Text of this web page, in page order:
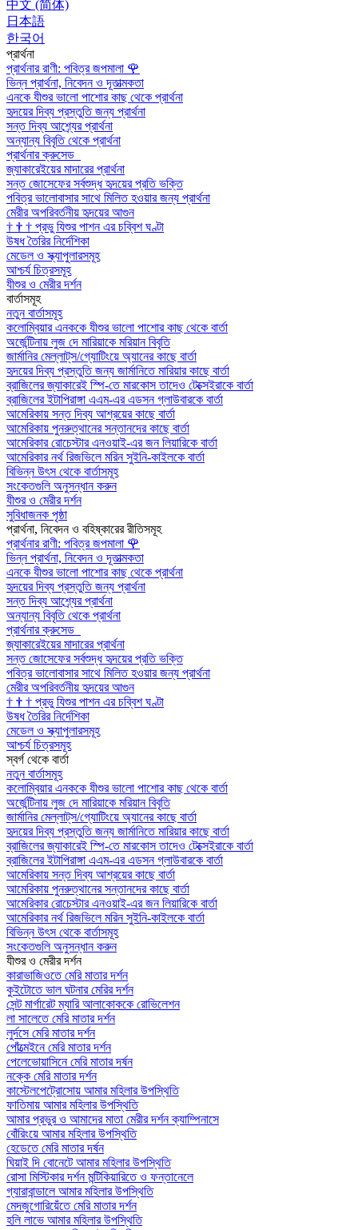
中文 (简体)
日本語
한국어
প্রার্থনা
প্রার্থনার রাণী: পবিত্র জপমালা 🌹
ভিন্ন প্রার্থনা, নিবেদন ও দূতাত্মকতা
এনকে যীশুর ভালো পাশোর কাছ থেকে প্রার্থনা
হৃদয়ের দিব্য প্রস্তুতি জন্য প্রার্থনা
সন্ত দিব্য আশ্র্যের প্রার্থনা
অন্যান্য বিবৃতি থেকে প্রার্থনা
প্রার্থনার ক্রুসেড
জ্যাকারেইয়ের মাদারের প্রার্থনা
সন্ত জোসেফের সর্বশুদ্ধ হৃদয়ের প্রতি ভক্তি
পবিত্র ভালোবাসার সাথে মিলিত হওয়ার জন্য প্রার্থনা
মেরীর অপরিবর্তনীয় হৃদয়ের আগুন
† † † প্রভু যিশুর পাশন এর চব্বিশ ঘণ্টা
উষধ তৈরির নির্দেশিকা
মেডেল ও স্ক্যাপুলারসমূহ
আশ্চর্য চিত্রসমূহ
যীশুর ও মেরীর দর্শন
বার্তাসমূহ
নতুন বার্তাসমূহ
কলোম্বিয়ার এনককে যীশুর ভালো পাশোর কাছ থেকে বার্তা
অর্জেন্টিনায় লুজ দে মারিয়াকে মরিয়ান বিবৃতি
জার্মানির মেল্লাট্‌স/গ্যোটিংয়ে অ্যানের কাছে বার্তা
হৃদয়ের দিব্য প্রস্তুতি জন্য জার্মানিতে মারিয়ার কাছে বার্তা
ব্রাজিলের জ্যাকারেই স্পি-তে মারকোস তাদেও টেক্সেইরাকে বার্তা
ব্রাজিলের ইটাপিরাঙ্গা এএম-এর এডসন গ্লাউবারকে বার্তা
আমেরিকায় সন্ত দিব্য আশ্রয়ের কাছে বার্তা
আমেরিকায় পুনরুত্থানের সন্তানদের কাছে বার্তা
আমেরিকার রোচেস্টার এনওয়াই-এর জন লিয়ারিকে বার্তা
আমেরিকার নর্থ রিজভিলে মরিন সুইনি-কাইলকে বার্তা
বিভিন্ন উৎস থেকে বার্তাসমূহ
সংকেতগুলি অনুসন্ধান করুন
যীশুর ও মেরীর দর্শন
সুবিধাজনক পৃষ্ঠা
প্রার্থনা, নিবেদন ও বহিষ্কারের রীতিসমূহ
প্রার্থনার রাণী: পবিত্র জপমালা 🌹
ভিন্ন প্রার্থনা, নিবেদন ও দূতাত্মকতা
এনকে যীশুর ভালো পাশোর কাছ থেকে প্রার্থনা
হৃদয়ের দিব্য প্রস্তুতি জন্য প্রার্থনা
সন্ত দিব্য আশ্র্যের প্রার্থনা
অন্যান্য বিবৃতি থেকে প্রার্থনা
প্রার্থনার ক্রুসেড
জ্যাকারেইয়ের মাদারের প্রার্থনা
সন্ত জোসেফের সর্বশুদ্ধ হৃদয়ের প্রতি ভক্তি
পবিত্র ভালোবাসার সাথে মিলিত হওয়ার জন্য প্রার্থনা
মেরীর অপরিবর্তনীয় হৃদয়ের আগুন
† † † প্রভু যিশুর পাশন এর চব্বিশ ঘণ্টা
উষধ তৈরির নির্দেশিকা
মেডেল ও স্ক্যাপুলারসমূহ
আশ্চর্য চিত্রসমূহ
স্বর্গ থেকে বার্তা
নতুন বার্তাসমূহ
কলোম্বিয়ার এনককে যীশুর ভালো পাশোর কাছ থেকে বার্তা
অর্জেন্টিনায় লুজ দে মারিয়াকে মরিয়ান বিবৃতি
জার্মানির মেল্লাট্‌স/গ্যোটিংয়ে অ্যানের কাছে বার্তা
হৃদয়ের দিব্য প্রস্তুতি জন্য জার্মানিতে মারিয়ার কাছে বার্তা
ব্রাজিলের জ্যাকারেই স্পি-তে মারকোস তাদেও টেক্সেইরাকে বার্তা
ব্রাজিলের ইটাপিরাঙ্গা এএম-এর এডসন গ্লাউবারকে বার্তা
আমেরিকায় সন্ত দিব্য আশ্রয়ের কাছে বার্তা
আমেরিকায় পুনরুত্থানের সন্তানদের কাছে বার্তা
আমেরিকার রোচেস্টার এনওয়াই-এর জন লিয়ারিকে বার্তা
আমেরিকার নর্থ রিজভিলে মরিন সুইনি-কাইলকে বার্তা
বিভিন্ন উৎস থেকে বার্তাসমূহ
সংকেতগুলি অনুসন্ধান করুন
যীশুর ও মেরীর দর্শন
কারাভাজিওতে মেরি মাতার দর্শন
কুইটোতে ভাল ঘটনার মেরির দর্শন
সেন্ট মার্গারেট ম্যারি আলাকোককে রোভিলেশন
লা সালেতে মেরি মাতার দর্শন
লুর্দসে মেরি মাতার দর্শন
পোঁত্মেইনে মেরি মাতার দর্শন
পেলেভোয়াসিনে মেরি মাতার দর্ষন
নক্কে মেরি মাতার দর্শন
কাস্টেলপেট্রোসোয় আমার মহিলার উপস্থিতি
ফাতিমায় আমার মহিলার উপস্থিতি
আমার প্রভুর ও আমাদের মাতা মেরীর দর্শন ক্যাম্পিনাসে
বোঁরিংয়ে আমার মহিলার উপস্থিতি
হেডেতে মেরি মাতার দর্ষন
ঘিয়াই দি বোনেটে আমার মহিলার উপস্থিতি
রোসা মিস্টিকার দর্শন মন্টিকিয়ারিতে ও ফন্তানেলে
গ্যারাবান্ডালে আমার মহিলার উপস্থিতি
মেদজুগোরিয়েঁতে মেরি মাতার দর্শন
হলি লাভে আমার মহিলার উপস্থিতি